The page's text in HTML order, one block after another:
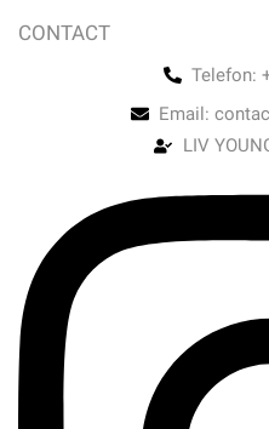
CONTACT
Telefon:
Email:
LIV